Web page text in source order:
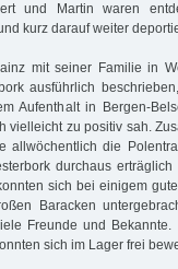
und Martin waren
kurz darauf weiter
mit seiner Familie in
ausführlich
Aufenthalt in Bergen-
vielleicht zu positiv sah.
allwöchentlich die
durchaus
sich bei einigem
Baracken
Freunde und Bekannte.
sich im Lager frei